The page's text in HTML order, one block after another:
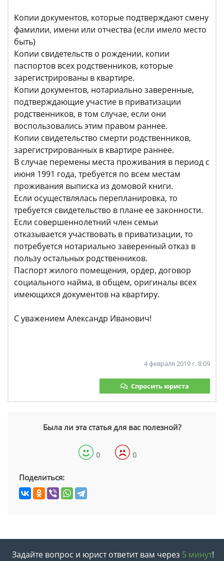
Копии документов, которые подтверждают смену
фамилии, имени или отчества (если имело место
быть)
Копии свидетельств о рождении, копии
паспортов всех родственников, которые
зарегистрированы в квартире.
Копии документов, нотариально заверенные,
подтверждающие участие в приватизации
родственников, в том случае, если они
воспользовались этим правом раннее.
Копии свидетельство смерти родственников,
зарегистрированных в квартире раннее.
В случае перемены места проживания в период с
июня 1991 года, требуется по всем местам
проживания выписка из домовой книги.
Если осуществлялась перепланировка, то
требуется свидетельство в плане ее законности.
Если совершеннолетний член семьи
отказывается участвовать в приватизации, то
потребуется нотариально заверенный отказ в
пользу остальных родственников.
Паспорт жилого помещения, ордер, договор
социального найма, в общем, оригиналы всех
имеющихся документов на квартиру.
С уважением Александр Иванович!
4 февраля 2019 г. 8:09
Спросить юриста
Была ли эта статья для вас полезной?
0 0
Поделиться:
Задайте вопрос и юрист ответит вам через 5 минут!